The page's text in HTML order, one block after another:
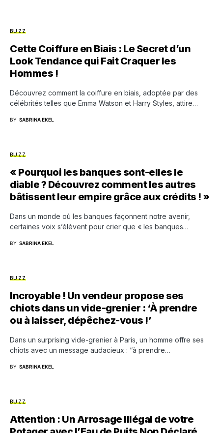
BUZZ
Cette Coiffure en Biais : Le Secret d’un
Look Tendance qui Fait Craquer les
Hommes !
Découvrez comment la coiffure en biais, adoptée par des
célébrités telles que Emma Watson et Harry Styles, attire…
BY SABRINA EKEL
BUZZ
« Pourquoi les banques sont-elles le
diable ? Découvrez comment les autres
bâtissent leur empire grâce aux crédits ! »
Dans un monde où les banques façonnent notre avenir,
certaines voix s’élèvent pour crier que « les banques…
BY SABRINA EKEL
BUZZ
Incroyable ! Un vendeur propose ses
chiots dans un vide-grenier : ‘À prendre
ou à laisser, dépêchez-vous !’
Dans un surprising vide-grenier à Paris, un homme offre ses
chiots avec un message audacieux : “à prendre…
BY SABRINA EKEL
BUZZ
Attention : Un Arrosage Illégal de votre